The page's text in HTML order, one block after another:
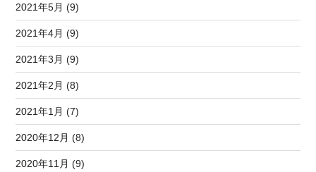
2021年5月 (9)
2021年4月 (9)
2021年3月 (9)
2021年2月 (8)
2021年1月 (7)
2020年12月 (8)
2020年11月 (9)